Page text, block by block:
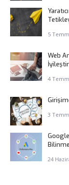
5
Web
4
3
24